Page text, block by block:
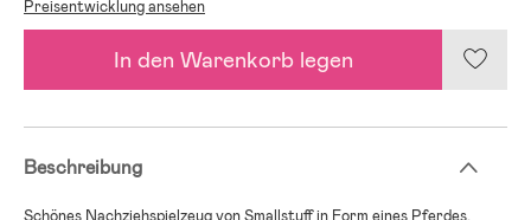
Preisentwicklung ansehen
In den Warenkorb legen
Beschreibung
Schönes Nachziehspielzeug von Smallstuff in Form eines Pferdes.